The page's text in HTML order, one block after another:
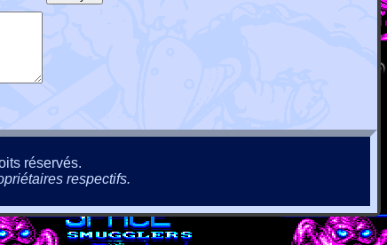
réservés.
respectifs.